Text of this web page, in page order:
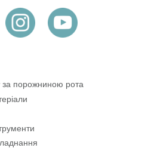
за порожниною рота